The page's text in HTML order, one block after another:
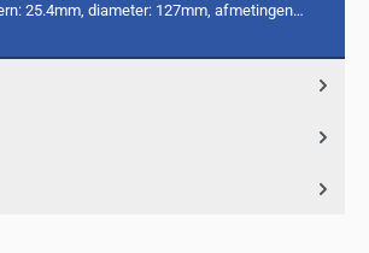
25.4mm, diameter: 127mm, afmetingen…